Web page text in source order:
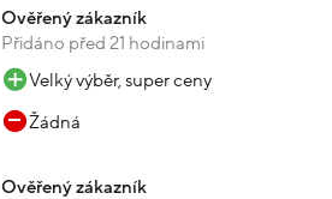
Ověřený zákazník
Přidáno před 21 hodinami
Velký výběr, super ceny
Žádná
Ověřený zákazník